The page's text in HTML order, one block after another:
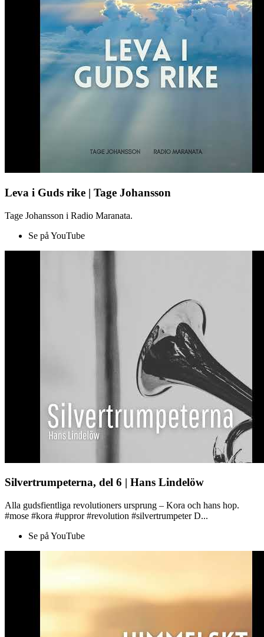
Leva i Guds rike | Tage Johansson
Tage Johansson i Radio Maranata.
Se på YouTube
Silvertrumpeterna, del 6 | Hans Lindelöw
Alla gudsfientliga revolutioners ursprung – Kora och hans hop.
#mose #kora #uppror #revolution #silvertrumpeter D...
Se på YouTube